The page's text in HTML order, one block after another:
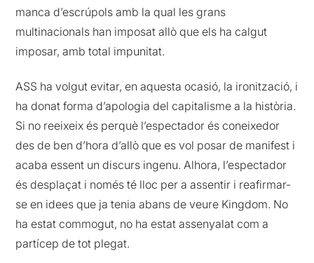
manca d’escrúpols amb la qual les grans
multinacionals han imposat allò que els ha calgut
imposar, amb total impunitat.
ASS ha volgut evitar, en aquesta ocasió, la ironització, i
ha donat forma d’apologia del capitalisme a la història.
Si no reeixeix és perquè l’espectador és coneixedor
des de ben d’hora d’allò que es vol posar de manifest i
acaba essent un discurs ingenu. Alhora, l’espectador
és desplaçat i només té lloc per a assentir i reafirmar-
se en idees que ja tenia abans de veure Kingdom. No
ha estat commogut, no ha estat assenyalat com a
partícep de tot plegat.